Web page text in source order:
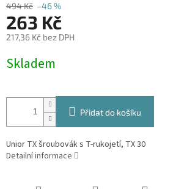
494 Kč –46 %
263 Kč
217,36 Kč bez DPH
cena:
Skladem
Přidat do košíku
Unior TX šroubovák s T-rukojetí, TX 30
Detailní informace